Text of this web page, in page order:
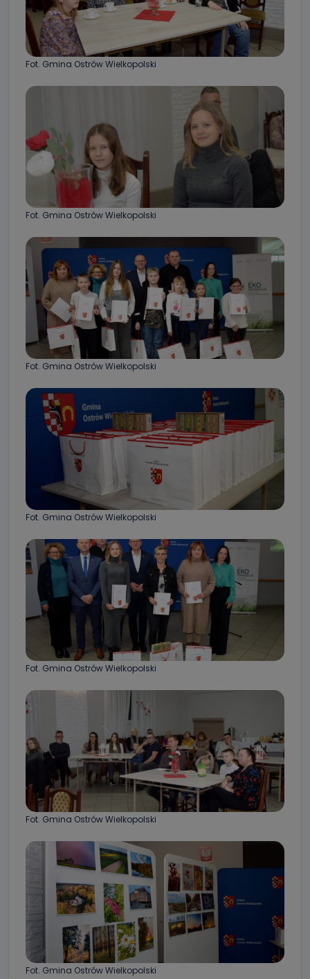
Fot. Gmina Ostrów Wielkopolski
Fot. Gmina Ostrów Wielkopolski
Fot. Gmina Ostrów Wielkopolski
Fot. Gmina Ostrów Wielkopolski
Fot. Gmina Ostrów Wielkopolski
Fot. Gmina Ostrów Wielkopolski
Fot. Gmina Ostrów Wielkopolski